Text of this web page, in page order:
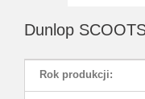
Dunlop
Rok produkcji: